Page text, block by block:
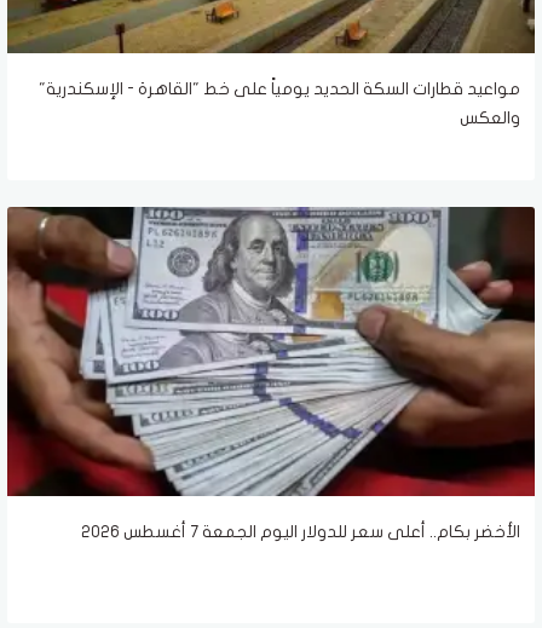
مواعيد قطارات السكة الحديد يومياً على خط "القاهرة - الإسكندرية"
والعكس
الأخضر بكام.. أعلى سعر للدولار اليوم الجمعة 7 أغسطس 2026